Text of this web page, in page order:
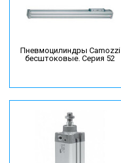
Пневмоцилиндры Camozzi
бесштоковые. Серия 52